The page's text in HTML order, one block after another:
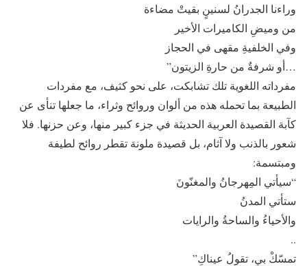
وراءنا الجدرانُ لسنينٍ بقيتْ مضاءة
من وميضِ الكاميرات الأخير
وفي الخلفيةِ مقهى في الحجاز
…أو شرفةٌ من حارةِ الزيتون”
مفرداته اللغوية تلك تشابكت، على نحو كثيف، مع مفردات
الطبيعة بما تحمله هذه من ألوان وروائح وثراء، ما جعلها تنأى عن
كآبة القصيدة العربية الحديثة في جزء كبير منها، وعن حزنها. فلا
شعور بالذنب ولا آثام، بل قصيدة ملونة تقطر روائح لطيفة
ومبتسمة:
“سيأتي المِهرجانُ والمغنّونَ
ستأتي المدنُ
والأحياءُ والساحةُ والرايات
..
تمسّكْ بي، تقولُ عيناكِ”